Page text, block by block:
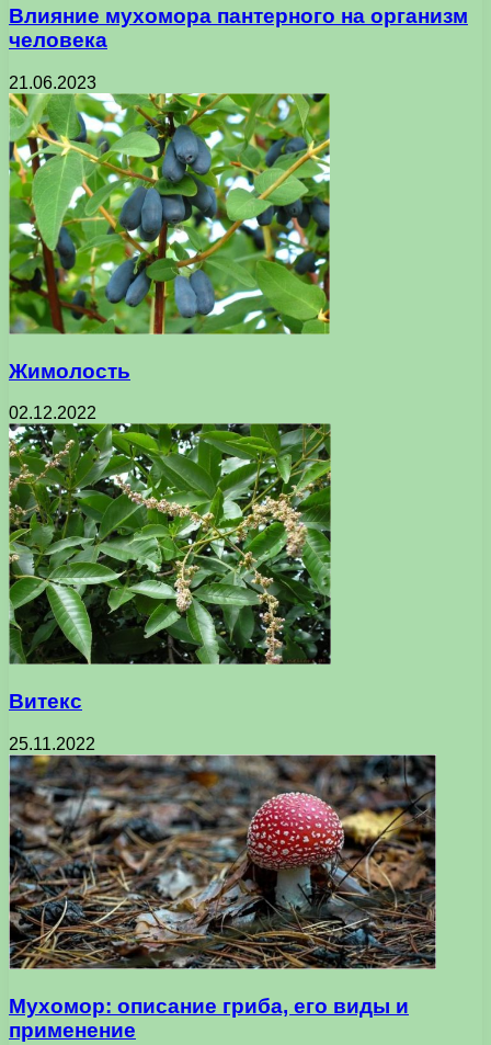
Влияние мухомора пантерного на организм
человека
21.06.2023
Жимолость
02.12.2022
Витекс
25.11.2022
Мухомор: описание гриба, его виды и
применение